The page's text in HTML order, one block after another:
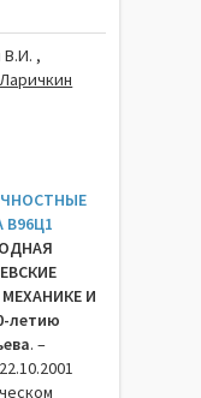
В.И. ,
Ларичкин
И
летию
. –